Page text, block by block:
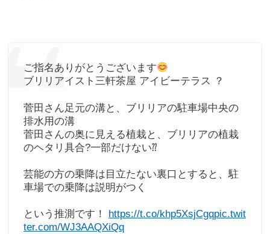
ご指名ありがとうございます
ブリリアイスト三軒茶屋 アイビーテラス ？
菅田さん足元の溝と、ブリリアの駐車場中央の
排水用の溝
菅田さんの奥に見える植栽と、ブリリアの植栽
のヘタリ具合?一部だけない⁇
芸能の方の乗降は目立たない裏口とすると、駐
車場での乗降は説明がつく
という推測です！ https://t.co/khp5XsjCgqpic.twit
ter.com/WJ3AAQXiQq